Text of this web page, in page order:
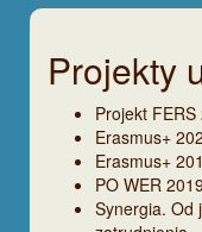
Projekty
Projekt
Erasmus+
Erasmus+
PO WER
Synergia. Od